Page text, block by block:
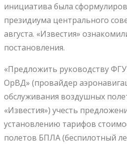
инициатива была
президиума центрального
августа. «Известия»
постановления.
«Предложить руководству
ОрВД» (провайдер
обслуживания воздушных
«Известия») учесть
установлению тарифов
полетов БПЛА (беспилотный